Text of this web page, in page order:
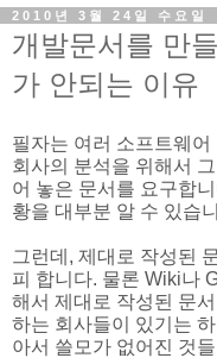
2010년 3월 24일 수요일
개발문서를 만
가 안되는 이유
필자는 여러 소프트웨
회사의 분석을 위해서
어 놓은 문서를 요구합
황을 대부분 알 수 있습
그런데, 제대로 작성된
피 합니다. 물론 Wiki나
해서 제대로 작성된 문
하는 회사들이 있기는
아서 쓸모가 없어진 것